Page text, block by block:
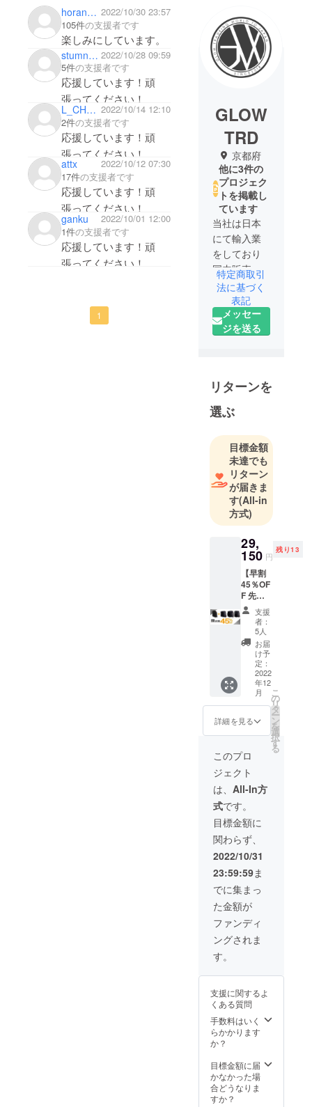
horanosora 2022/10/30 23:57
105件の支援者です
楽しみにしています。
stumnb27 2022/10/28 09:59
5件の支援者です
応援しています！頑
張ってください！
L_CHC_HOU_16019 2022/10/14 12:10
2件の支援者です
応援しています！頑
張ってください！
attx
2022/10/12 07:30
17件の支援者です
応援しています！頑
張ってください！
ganku
2022/10/01 12:00
1件の支援者です
応援しています！頑
張ってください！
1
GLOW
TRD
京都府
他に3件の
プロジェク
トを掲載し
ています
当社は日本
にて輸入業
をしており
国内販売、
海外輸入事
業をしてお
ります。
２年前に海
のに目新し
さを感じま
した。
それから自
分の中で変
化が起き海
外の展示会
やクラウド
ファンディ
ングなどを
回ってイノ
ベーティブ
な商品や伝
統のある職
人製品など
をメインに
ワクワクし
た商品を常
に探してお
ります。
海外には日
見ぬ良い物
が沢山あ
り、そんな
商品を日本
の皆さんに
味わって頂
きたいと言
う思いから
海外商品を
積極的に日
本に輸入し
ておりま
す。
是非、ご支
援頂ければ
有り難いで
す。
特定商取引
法に基づく
表記
メッセー
ジを送る
リターンを
選ぶ
目標金額
未達でも
リターン
が届きま
す(All-in
方式)
29,
150 円
残り13
【早割
45％OF
F 先着
18名】
CORE
BASIC
GYM
TRAVE
L 全
セット
定価
53,000
円 →
29,150
円
（税・
送料
込） 配
送時
期：
2022年
12月初
旬予定
（プロ
ジェク
ト終了
次第）
【内
容】
■CORE
× 1個
■BASIC
× 1個
■GYM ×
EL× 1個
につい
て】 商
品代金
には、
ご自宅
送料も
含まれ
ており
ます。
支援
者：
5人
お届
け予
定：
2022
年12
月
詳細を見る
こ
の
リ
タ
ー
ン
を
選
択
す
る
このプロ
ジェクト
は、 All-In方
式です。
目標金額に
関わらず、
2022/10/31
23:59:59ま
でに集まっ
た金額が
ファンディ
ングされま
す。
支援に関するよ
くある質問
手数料はいく
らかかります
か？
目標金額に届
かなかった場
合どうなりま
すか？